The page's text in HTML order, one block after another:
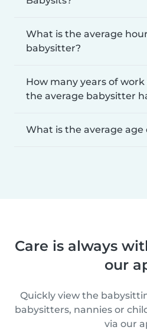
What is the average
babysitter?
How many years of
the average babysitter
What is the average age
Care is always
our
Quickly view the
babysitters, nannies or
via our